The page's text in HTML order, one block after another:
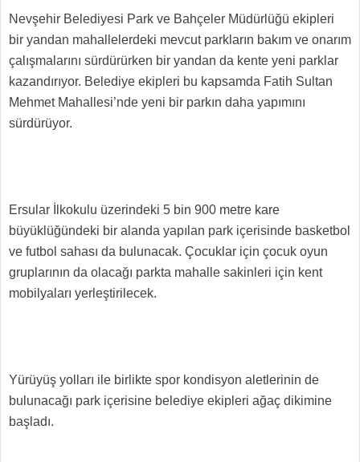
Nevşehir Belediyesi Park ve Bahçeler Müdürlüğü ekipleri
bir yandan mahallelerdeki mevcut parkların bakım ve onarım
çalışmalarını sürdürürken bir yandan da kente yeni parklar
kazandırıyor. Belediye ekipleri bu kapsamda Fatih Sultan
Mehmet Mahallesi’nde yeni bir parkın daha yapımını
sürdürüyor.
Ersular İlkokulu üzerindeki 5 bin 900 metre kare
büyüklüğündeki bir alanda yapılan park içerisinde basketbol
ve futbol sahası da bulunacak. Çocuklar için çocuk oyun
gruplarının da olacağı parkta mahalle sakinleri için kent
mobilyaları yerleştirilecek.
Yürüyüş yolları ile birlikte spor kondisyon aletlerinin de
bulunacağı park içerisine belediye ekipleri ağaç dikimine
başladı.